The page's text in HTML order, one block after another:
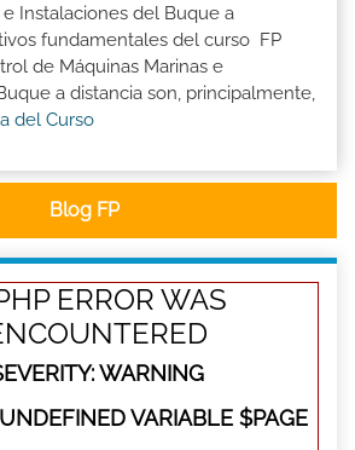
e Instalaciones del Buque a
fundamentales del curso FP
de Máquinas Marinas e
a distancia son, principalmente,
del Curso
Blog FP
ERROR WAS
WARNING
VARIABLE $PAGE